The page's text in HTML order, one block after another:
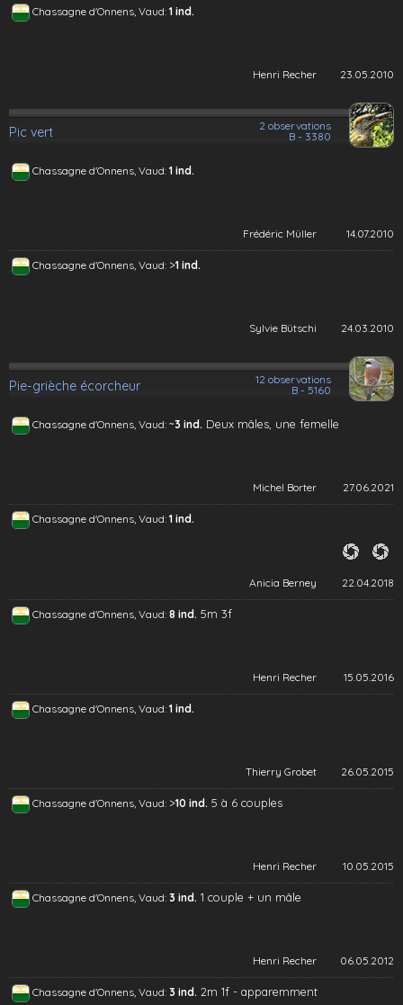
Chassagne d'Onnens, Vaud: 1 ind.
Henri Recher 23.05.2010
Pic vert
2 observations
B - 3380
Chassagne d'Onnens, Vaud: 1 ind.
Frédéric Müller 14.07.2010
Chassagne d'Onnens, Vaud: >1 ind.
Sylvie Bütschi 24.03.2010
Pie-grièche écorcheur
12 observations
B - 5160
Chassagne d'Onnens, Vaud: ~3 ind. Deux mâles, une femelle
Michel Borter 27.06.2021
Chassagne d'Onnens, Vaud: 1 ind.
Anicia Berney 22.04.2018
Chassagne d'Onnens, Vaud: 8 ind. 5m 3f
Henri Recher 15.05.2016
Chassagne d'Onnens, Vaud: 1 ind.
Thierry Grobet 26.05.2015
Chassagne d'Onnens, Vaud: >10 ind. 5 à 6 couples
Henri Recher 10.05.2015
Chassagne d'Onnens, Vaud: 3 ind. 1 couple + un mâle
Henri Recher 06.05.2012
Chassagne d'Onnens, Vaud: 3 ind. 2m 1f - apparemment